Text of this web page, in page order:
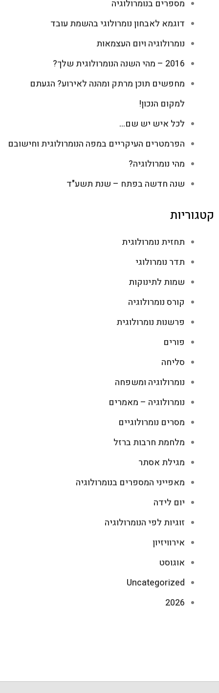
מספרים בנומרולוגיה
דוגמא לאבחון נומרולוגי בהשמת עובד
נומרולוגיה ויום העצמאות
2016 – מהי השנה הנומרולוגית שלך?
מחפשים תוכן מרתק ומהנה לאירוע? הגעתם
למקום הנכון!
לכל איש יש שם…
הפרמטרים העיקריים במפה הנומרולוגית וחישובם
מהי נומרולוגיה?
שנה חדשה בפתח – שנת תשע"ד
קטגוריות
תחזית נומרולוגית
תדר נומרולוגי
שמות לתינוקות
קורס נומרולוגיה
פרשנות נומרולוגית
פורים
סליחה
נומרולוגיה ומשפחה
נומרולוגיה – מאמרים
מסרים נומרולוגיים
מלחמת חרבות ברזל
מגילת אסתר
מאפייני המספרים בנומרולוגיה
יום לידה
זוגיות לפי הנומרולוגיה
אירוויזיון
אוגוסט
Uncategorized
2026